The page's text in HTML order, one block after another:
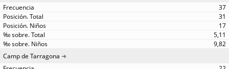
37
31
17
5,11
9,82
Camp de Tarragona